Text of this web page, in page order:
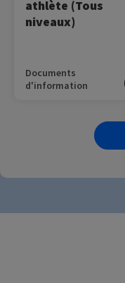
athlète (Tous
niveaux)
Documents
d'information